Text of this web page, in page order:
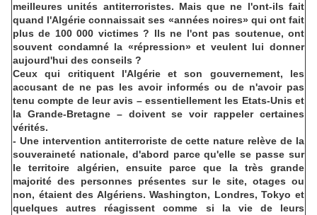
meilleures unités antiterroristes. Mais que ne l'ont-ils fait
quand l'Algérie connaissait ses «années noires» qui ont fait
plus de 100 000 victimes ? Ils ne l'ont pas soutenue, ont
souvent condamné la «répression» et veulent lui donner
aujourd'hui des conseils ?
Ceux qui critiquent l'Algérie et son gouvernement, les
accusant de ne pas les avoir informés ou de n'avoir pas
tenu compte de leur avis – essentiellement les Etats-Unis et
la Grande-Bretagne – doivent se voir rappeler certaines
vérités.
- Une intervention antiterroriste de cette nature relève de la
souveraineté nationale, d'abord parce qu'elle se passe sur
le territoire algérien, ensuite parce que la très grande
majorité des personnes présentes sur le site, otages ou
non, étaient des Algériens. Washington, Londres, Tokyo et
quelques autres réagissent comme si la vie de leurs